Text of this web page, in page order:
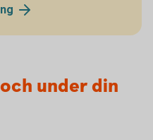
under din